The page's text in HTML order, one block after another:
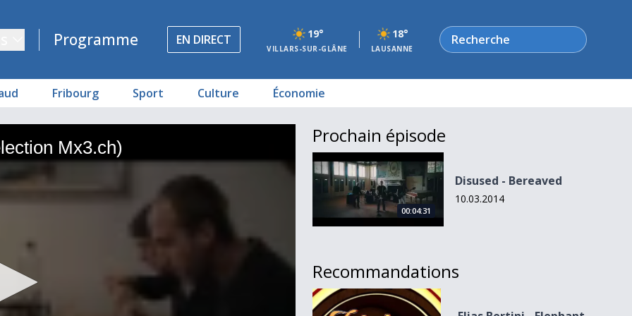
Programme EN DIRECT 19°
VILLARS-SUR-GLÂNE
18°
LAUSANNE
Rechercher
Fribourg Sport Culture Économie
Mx3.ch)
Prochain épisode
Disused - Bereaved
00:04:31
Disused - Bereaved
10.03.2014
Recommandations
Elias Bertini - Elephant